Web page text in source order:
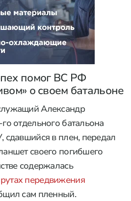
помог ВС РФ
о своем батальоне
Александр
отдельного батальона
сдавшийся в плен, передал
своего погибшего
содержалась
передвижения
сам пленный.